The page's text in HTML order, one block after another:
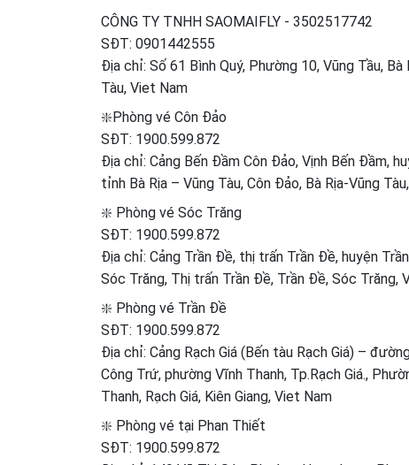
CÔNG TY TNHH SAOMAIFLY - 3502517742
SĐT: 0901442555
Địa chỉ: Số 61 Bình Quý, Phường 10, Vũng Tầu, Bà
Tàu, Viet Nam
❇️Phòng vé Côn Đảo
SĐT: 1900.599.872
Địa chỉ: Cảng Bến Đầm Côn Đảo, Vịnh Bến Đầm,
tỉnh Bà Rịa – Vũng Tàu, Côn Đảo, Bà Rịa-Vũng
❇️ Phòng vé Sóc Trăng
SĐT: 1900.599.872
Địa chỉ: Cảng Trần Đề, thị trấn Trần Đề, huyện
Sóc Trăng, Thị trấn Trần Đề, Trần Đề, Sóc Trăng,
❇️ Phòng vé Trần Đề
SĐT: 1900.599.872
Địa chỉ: Cảng Rạch Giá (Bến tàu Rạch Giá) –
Công Trứ, phường Vĩnh Thanh, Tp.Rạch Giá.,
Thanh, Rạch Giá, Kiên Giang, Viet Nam
❇️ Phòng vé tại Phan Thiết
SĐT: 1900.599.872